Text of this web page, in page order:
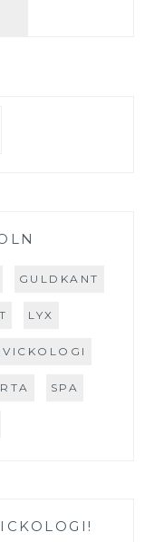
GULDKANT
LYX
SPA